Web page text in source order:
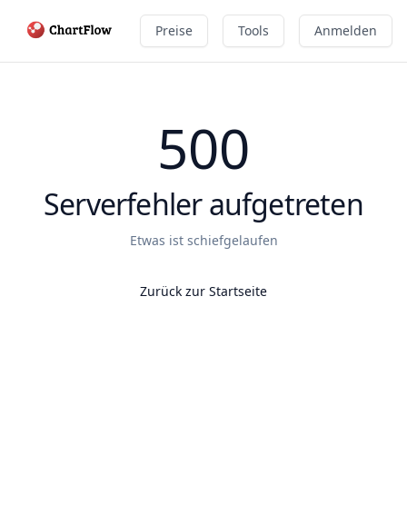
Preise Tools Anmelden
500
Serverfehler aufgetreten
Etwas ist schiefgelaufen
Zurück zur Startseite